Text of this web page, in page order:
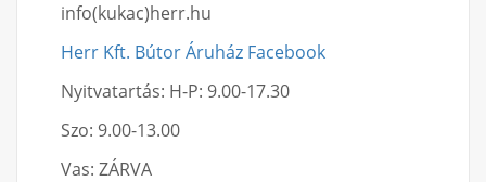
info(kukac)herr.hu
Herr Kft. Bútor Áruház Facebook
Nyitvatartás: H-P: 9.00-17.30
Szo: 9.00-13.00
Vas: ZÁRVA